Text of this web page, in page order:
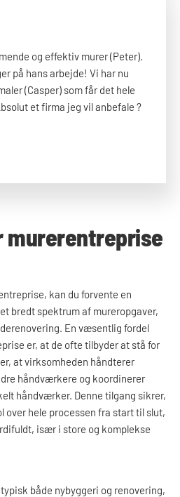
og effektiv murer (Peter).
på hans arbejde! Vi har nu
(Casper) som får det hele
et firma jeg vil anbefale ?
murerentreprise
kan du forvente en
bredt spektrum af mureropgaver,
En væsentlig fordel
er, at de ofte tilbyder at stå for
at virksomheden håndterer
håndværkere og koordinerer
håndværker. Denne tilgang sikrer,
over hele processen fra start til slut,
især i store og komplekse
både nybyggeri og renovering,